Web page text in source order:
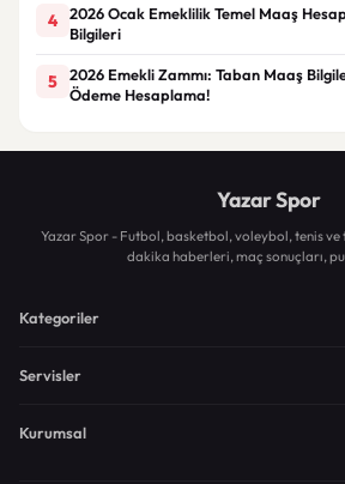
4
2026 Ocak Emeklilik Temel Maaş
Bilgileri
5
2026 Emekli Zammı: Taban Maaş
Ödeme Hesaplama!
Yazar Spor
Yazar Spor - Futbol, basketbol, voleybol, tenis ve
dakika haberleri, maç sonuçları,
Kategoriler
Servisler
Kurumsal